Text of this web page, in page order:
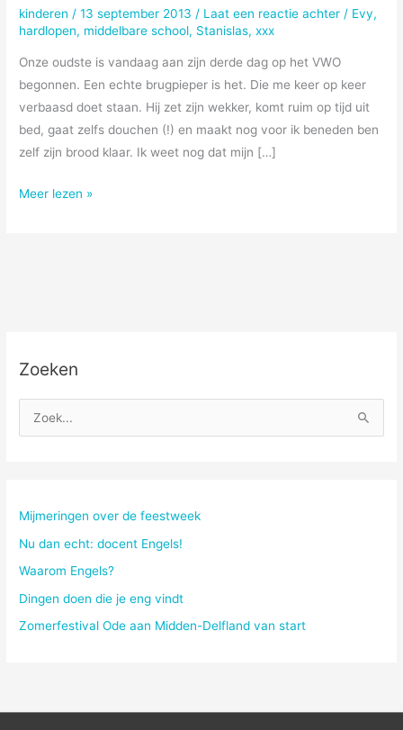
kinderen /13 september 2013 / Laat een reactie achter / Evy,
hardlopen, middelbare school, Stanislas,xxx
Onze oudste is vandaag aan zijn derde dag op het VWO
begonnen. Een echte brugpieper is het. Die me keer op keer
verbaasd doet staan. Hij zet zijn wekker, komt ruim op tijd uit
bed, gaat zelfs douchen (!) en maakt nog voor ik beneden ben
zelf zijn brood klaar. Ik weet nog dat mijn […]
Run,
Meer lezen »
Zoeken
o
r
:
Mijmeringen over de feestweek
Nu dan echt: docent Engels!
Waarom Engels?
Dingen doen die je eng vindt
Zomerfestival Ode aan Midden-Delfland van start